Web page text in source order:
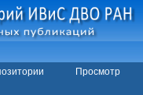
Просмотр